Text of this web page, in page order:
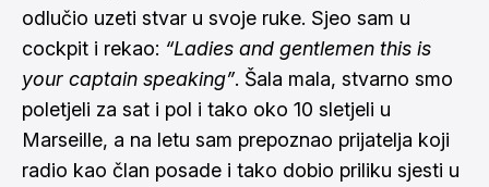
odlučio uzeti stvar u svoje ruke. Sjeo sam u
cockpit i rekao: “Ladies and gentlemen this is
your captain speaking”. Šala mala, stvarno smo
poletjeli za sat i pol i tako oko 10 sletjeli u
Marseille, a na letu sam prepoznao prijatelja koji
radio kao član posade i tako dobio priliku sjesti u